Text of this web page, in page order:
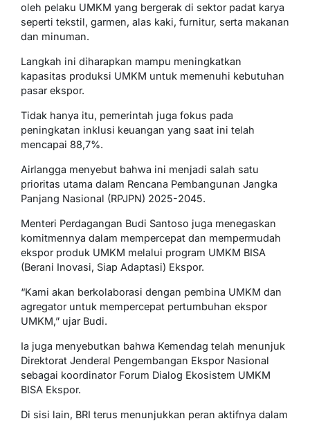
oleh pelaku UMKM yang bergerak di sektor padat karya
seperti tekstil, garmen, alas kaki, furnitur, serta makanan
dan minuman.
Langkah ini diharapkan mampu meningkatkan
kapasitas produksi UMKM untuk memenuhi kebutuhan
pasar ekspor.
Tidak hanya itu, pemerintah juga fokus pada
peningkatan inklusi keuangan yang saat ini telah
mencapai 88,7%.
Airlangga menyebut bahwa ini menjadi salah satu
prioritas utama dalam Rencana Pembangunan Jangka
Panjang Nasional (RPJPN) 2025-2045.
Menteri Perdagangan Budi Santoso juga menegaskan
komitmennya dalam mempercepat dan mempermudah
ekspor produk UMKM melalui program UMKM BISA
(Berani Inovasi, Siap Adaptasi) Ekspor.
“Kami akan berkolaborasi dengan pembina UMKM dan
agregator untuk mempercepat pertumbuhan ekspor
UMKM,” ujar Budi.
Ia juga menyebutkan bahwa Kemendag telah menunjuk
Direktorat Jenderal Pengembangan Ekspor Nasional
sebagai koordinator Forum Dialog Ekosistem UMKM
BISA Ekspor.
Di sisi lain, BRI terus menunjukkan peran aktifnya dalam